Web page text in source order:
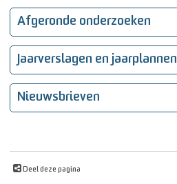
Afgeronde onderzoeken
Jaarverslagen en jaarplannen
Nieuwsbrieven
Deel deze pagina